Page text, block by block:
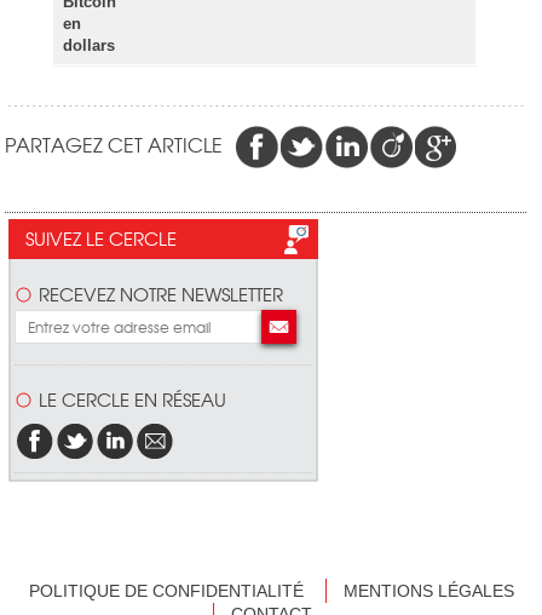
en
dollars
PARTAGEZ CET ARTICLE
SUIVEZ LE CERCLE
RECEVEZ NOTRE NEWSLETTER
LE CERCLE EN RÉSEAU
POLITIQUE DE CONFIDENTIALITÉ
MENTIONS LÉGALES